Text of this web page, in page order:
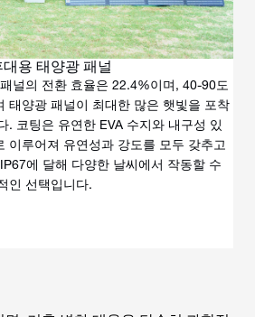
용 태양광 패널
널의 전환 효율은 22.4%이며, 40-90도
태양광 패널이 최대한 많은 햇빛을 포착
. 코팅은 유연한 EVA 수지와 내구성 있
이루어져 유연성과 강도를 모두 갖추고
에 달해 다양한 날씨에서 작동할 수
인 선택입니다.